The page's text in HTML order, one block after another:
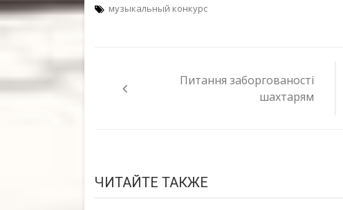
музыкальный конкурс
записям
Питання заборгованості
шахтарям
ЧИТАЙТЕ ТАКЖЕ